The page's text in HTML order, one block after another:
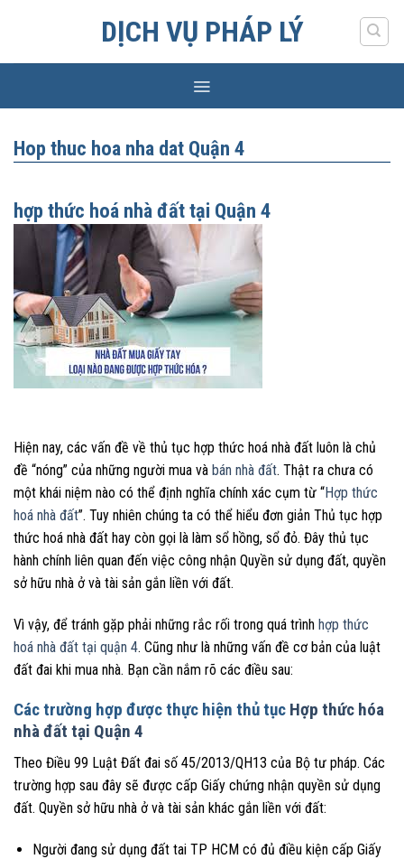
DỊCH VỤ PHÁP LÝ
Hop thuc hoa nha dat Quận 4
hợp thức hoá nhà đất tại Quận 4
Hiện nay, các vấn đề về thủ tục hợp thức hoá nhà đất luôn là chủ
đề “nóng” của những người mua và bán nhà đất. Thật ra chưa có
một khái niệm nào có thể định nghĩa chính xác cụm từ “Hợp thức
hoá nhà đất”. Tuy nhiên chúng ta có thể hiểu đơn giản Thủ tục hợp
thức hoá nhà đất hay còn gọi là làm sổ hồng, sổ đỏ. Đây thủ tục
hành chính liên quan đến việc công nhận Quyền sử dụng đất, quyền
sở hữu nhà ở và tài sản gắn liền với đất.
Vì vậy, để tránh gặp phải những rắc rối trong quá trình hợp thức
hoá nhà đất tại quận 4. Cũng như là những vấn đề cơ bản của luật
đất đai khi mua nhà. Bạn cần nắm rõ các điều sau:
Các trường hợp được thực hiện thủ tục Hợp thức hóa
nhà đất tại Quận 4
Theo Điều 99 Luật Đất đai số 45/2013/QH13 của Bộ tư pháp. Các
trường hợp sau đây sẽ được cấp Giấy chứng nhận quyền sử dụng
đất. Quyền sở hữu nhà ở và tài sản khác gắn liền với đất:
Người đang sử dụng đất tai TP HCM có đủ điều kiện cấp Giấy